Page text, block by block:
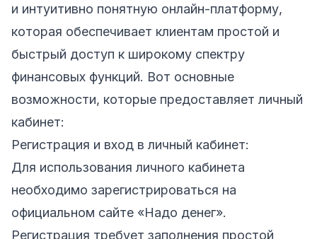
и интуитивно понятную онлайн-платформу,
которая обеспечивает клиентам простой и
быстрый доступ к широкому спектру
финансовых функций. Вот основные
возможности, которые предоставляет личный
кабинет:
Регистрация и вход в личный кабинет:
Для использования личного кабинета
необходимо зарегистрироваться на
официальном сайте «Надо денег».
Регистрация требует заполнения простой